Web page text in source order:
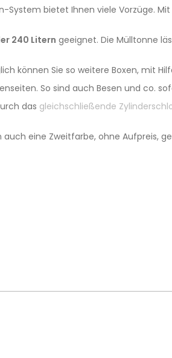
bietet Ihnen viele Vorzüge.
240 Litern geeignet. Die Mülltonne
können Sie so weitere Boxen, mit
So sind auch Besen und co.
das gleichschließende
eine Zweitfarbe, ohne Aufpreis,